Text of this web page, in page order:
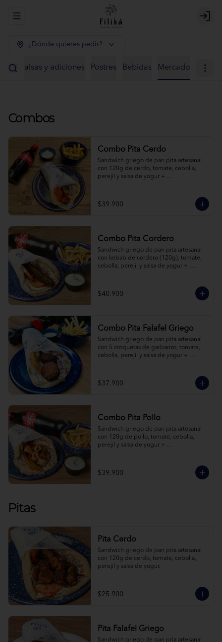
Abrir menu de navegación
¿Dónde quieres pedir?
Salsas y adiciones Postres Bebidas Mercado
Combos
Combo Pita Cerdo
Sandwich griego de pan pita artesanal
con 120g de cerdo, tomate, cebolla,
perejil y salsa de yogur +
$39.900
Combo Pita Cordero
Sandwich griego de pan pita artesanal
con kebab de cordero (120g), tomate,
cebolla, perejil y salsa de yogur +
$40.900
Combo Pita Falafel Griego
Sandwich griego de pan pita artesanal
con 5 croquetas de garbanzo, tomate,
cebolla, perejil y salsa de yogur +
$37.900
Combo Pita Pollo
Sandwich griego de pan pita artesanal
con 120g de pollo, tomate, cebolla,
perejil y salsa de yogur +
$39.900
Pitas
Pita Cerdo
Sandwich griego de pan pita artesanal
con 120g de cerdo, tomate, cebolla,
perejil y salsa de yogur.
$25.900
Pita Falafel Griego
Sandwich griego de pan pita artesanal